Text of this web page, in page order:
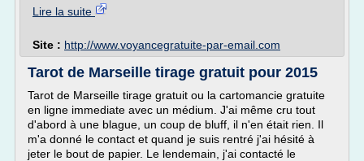
Lire la suite
Site : http://www.voyancegratuite-par-email.com
Tarot de Marseille tirage gratuit pour 2015
Tarot de Marseille tirage gratuit ou la cartomancie gratuite
en ligne immediate avec un médium. J'ai même cru tout
d'abord à une blague, un coup de bluff, il n'en était rien. Il
m'a donné le contact et quand je suis rentré j'ai hésité à
jeter le bout de papier. Le lendemain, j'ai contacté le